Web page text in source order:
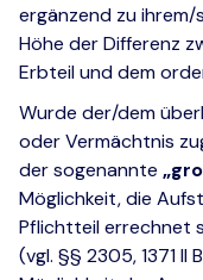
ergänzend zu
Höhe der Differenz
Erbteil und dem
Wurde der/dem
oder Vermächtnis
der sogenannte
Möglichkeit, die
Pflichtteil errechnet
(vgl. §§ 2305, 1371 II